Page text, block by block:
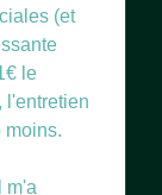
(et
le
l'entretien
moins.
m'a